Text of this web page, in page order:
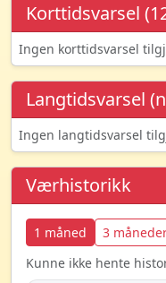
Korttidsvarsel
Ingen korttidsvarsel
Langtidsvarsel
Ingen langtidsvarsel
Værhistorikk
1 måned 3
Kunne ikke hente